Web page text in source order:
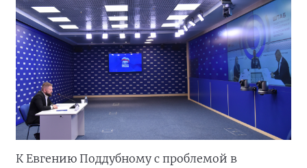
К Евгению Поддубному с проблемой в